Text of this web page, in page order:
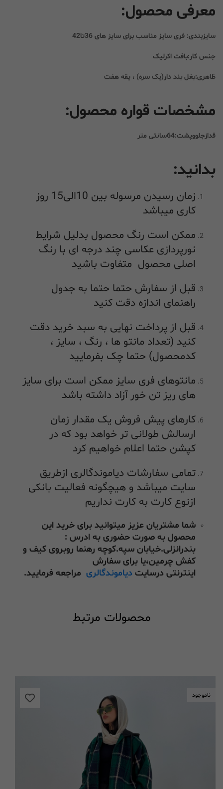
معرفی محصول:
سایزبندی: فری سایز مناسب برای سایز های 36تا42
جنس کار:بافت اکرلیک
ظاهری:بغل بند دار(یک سره) ، یقه هفت
مشخصات قواره محصول:
قدازجلووپشت:64سانتی متر
بدانید:
زمان رسیدن مرسوله بین 10الی15 روز
کاری میباشد
ممکن است رنگ محصول بدلیل شرایط
نورپردازی عکاسی چند درجه ای با رنگ
اصلی محصول متفاوت باشید
قبل از سفارش حتما حتما به جدول
راهنمای اندازه دقت کنید
قبل از پرداخت نهایی به سبد خرید دقت
کنید (تعداد مانتو ها ، رنگ ، سایز ،
کدمحصول) حتما چک بفرمایید
مانتوهای فری سایز ممکن است برای سایز
های ریز تن خور آزاد داشته باشد
کارهای پیش فروش یک مقدار زمان
ارسالش طولانی تر خواهد بود که در
کپشن حتما اعلام خواهیم کرد
تمامی سفارشات دیاموندگالری ازطریق
سایت میباشد و هیچگونه فعالیت بانکی
ازنوع کارت به کارت نداریم
شما مشتریان عزیز میتوانید برای خرید این
محصول به صورت حضوری به ادرس :
بندرانزلی.خیابان سپه.کوچه رهنما روبروی کیف و
کفش چرمین،یا برای سفارش
اینترنتی درسایت دیاموندگالری مراجعه فرمایید.
محصولات مرتبط
ناموجود